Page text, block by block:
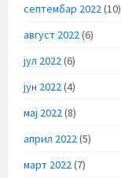
септембар 2022(10)
август 2022(6)
јул 2022(6)
јун 2022(4)
мај 2022(8)
април 2022(5)
март 2022(7)